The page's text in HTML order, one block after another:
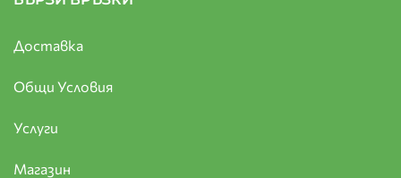
Доставка
Общи Условия
Услуги
Магазин